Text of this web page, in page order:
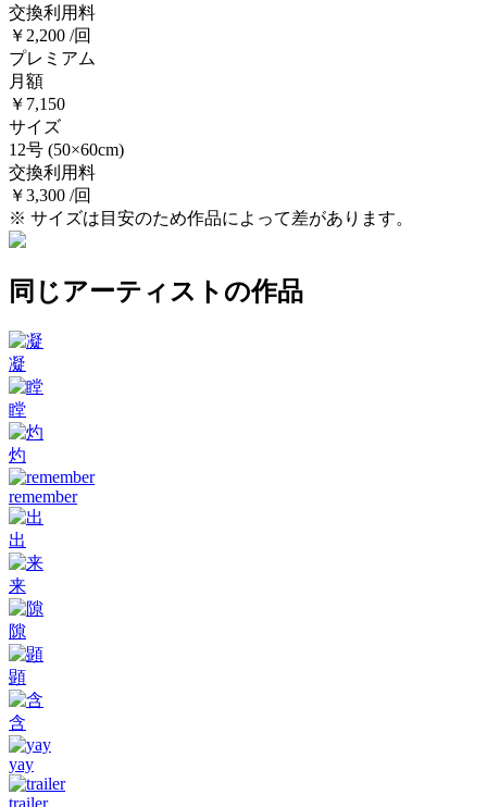
交換利用料
￥2,200 /回
プレミアム
月額
￥7,150
サイズ
12号 (50×60cm)
交換利用料
￥3,300 /回
※ サイズは目安のため作品によって差があります。
同じアーティストの作品
凝
瞠
灼
remember
出
来
隙
顕
含
yay
trailer